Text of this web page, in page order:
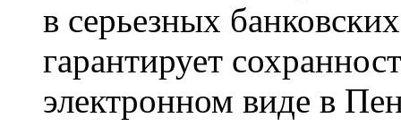
в серьезных
гарантирует
электронном виде в